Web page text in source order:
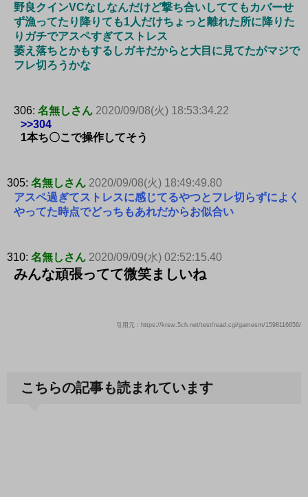
野良クインVCなしなんだけど撃ち合いしててもカバーせ
ず漁ってたり降りても1人だけちょっと離れた所に降りた
りガチでアスペすぎてストレス
萎え落ちとかもするしガキだからと大目に見てたがマジで
フレ切ろうかな
306: 名無しさん 2020/09/08(火) 18:53:34.22
>>304
1本ち〇こで操作してそう
305: 名無しさん 2020/09/08(火) 18:49:49.80
アスペ過ぎてストレスに感じてるやつとフレ切らずによく
やってた時点でどっちもあれだからお似合い
310: 名無しさん 2020/09/09(水) 02:52:15.40
みんな頑張ってて微笑ましいね
引用元：https://krsw.5ch.net/test/read.cgi/gamesm/1598116656/
こちらの記事も読まれています